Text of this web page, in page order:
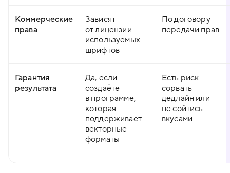
Коммерческие
права
Зависят
от лицензии
используемых
шрифтов
По договору
передачи прав
Гарантия
результата
Да, если
создаёте
в программе,
которая
поддерживает
векторные
форматы
Есть риск
сорвать
дедлайн или
не сойтись
вкусами